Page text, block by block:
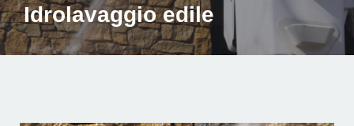
Idrolavaggio edile